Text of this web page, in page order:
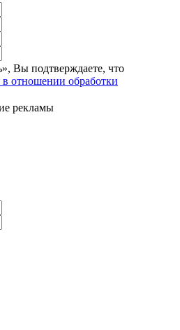
Вы подтверждаете, что
отношении обработки
рекламы